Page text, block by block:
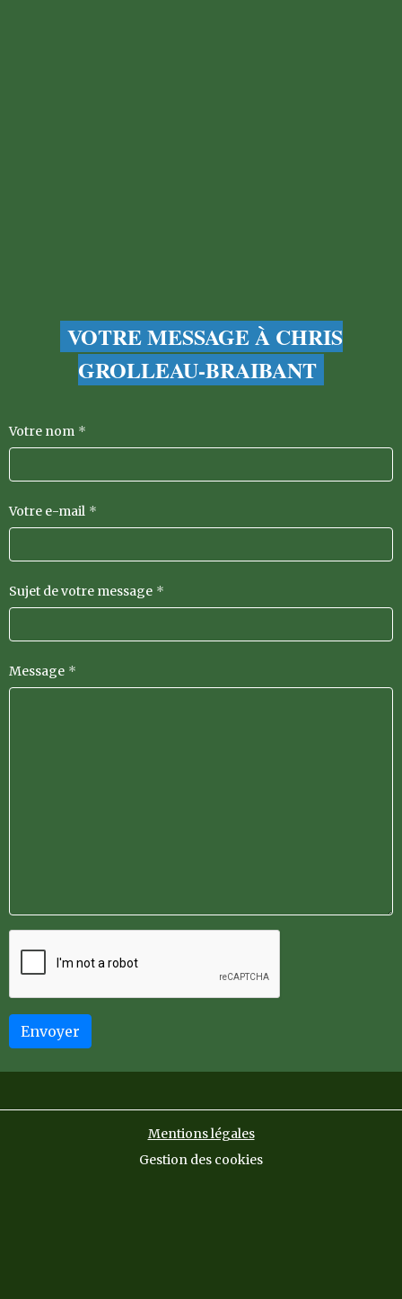
VOTRE MESSAGE À CHRIS
GROLLEAU-BRAIBANT
Votre nom
Votre e-mail
Sujet de votre message
Message
Envoyer
Mentions légales
Gestion des cookies